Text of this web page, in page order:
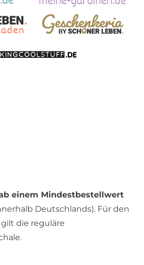
einem Mindestbestellwert
Deutschlands). Für den
die reguläre